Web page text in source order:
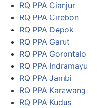
RQ PPA Cianjur
RQ PPA Cirebon
RQ PPA Depok
RQ PPA Garut
RQ PPA Gorontalo
RQ PPA Indramayu
RQ PPA Jambi
RQ PPA Karawang
RQ PPA Kudus